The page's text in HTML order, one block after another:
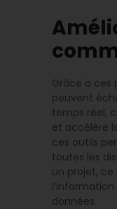
Grâce à ces
peuvent
temps réel,
et accélère
ces outils
toutes les
un projet, ce
données.